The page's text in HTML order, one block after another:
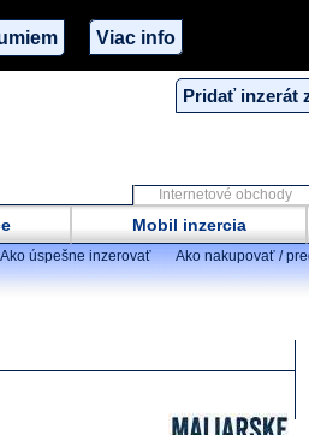
Viac info
Pridať inzerát
Internetové obchody
Mobil inzercia
Ako úspešne inzerovať Ako nakupovať /